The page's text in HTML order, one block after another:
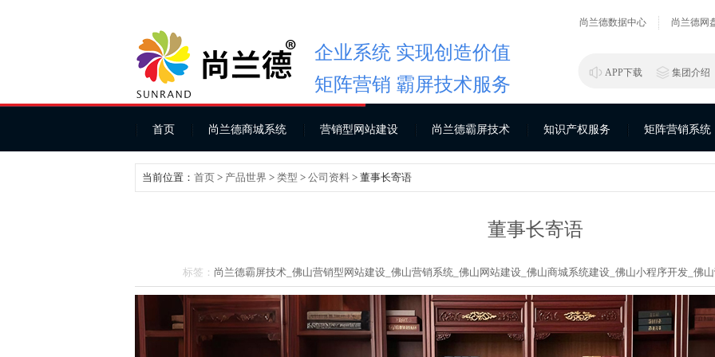
企业系统 实现创造价值
矩阵营销 霸屏技术服务
尚兰德数据中心 尚兰德网
APP下载 集团介绍
首页 尚兰德商城系统 营销型网站建设 尚兰德霸屏技术 知识产权服务 矩阵营销系统
当前位置： 首页 > 产品世界 > 类型 > 公司资料 > 董事长寄语
董事长寄语
标签： 尚兰德霸屏技术_ 佛山营销型网站建设_ 佛山营销系统_ 佛山网站建设_ 佛山商城系统建设_ 佛山小程序开发_ 佛